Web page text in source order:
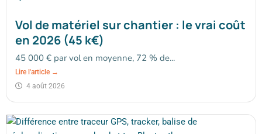
Vol de matériel sur chantier : le vrai coût
en 2026 (45 k€)
45 000 € par vol en moyenne, 72 % de...
Lire l'article →
4 août 2026